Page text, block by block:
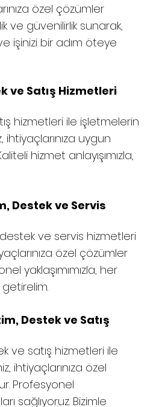
özel çözümler
ve güvenilirlik sunarak,
işinizi bir adım öteye
ve Satış Hizmetleri
hizmetleri ile işletmelerin
uygun
hizmet anlayışımızla,
Destek ve Servis
destek ve servis hizmetleri
özel çözümler
yaklaşımımızla, her
getirelim.
Destek ve Satış
ve satış hizmetleri ile
ihtiyaçlarınıza özel
Profesyonel
sağlıyoruz. Bizimle